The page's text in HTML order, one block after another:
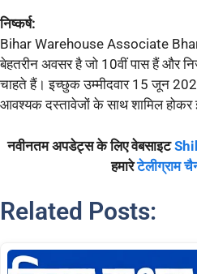
निष्कर्ष:
Bihar Warehouse Associate
बेहतरीन अवसर है जो 10वीं पास हैं और
चाहते हैं। इच्छुक उम्मीदवार 15 जून
आवश्यक दस्तावेजों के साथ शामिल
नवीनतम अपडेट्स के लिए वेबसाइट
हमारेटेलीग्राम
Related Posts: